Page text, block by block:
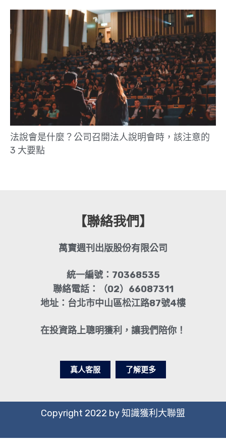
法說會是什麼？公司召開法人說明會時，該注意的
3 大要點
【聯絡我們】
萬寶週刊出版股份有限公司
統一編號：70368535
聯絡電話：（02）66087311
地址：台北市中山區松江路87號4樓
在投資路上聰明獲利，讓我們陪你！
真人客服 了解更多
Copyright 2022 by 知識獲利大聯盟